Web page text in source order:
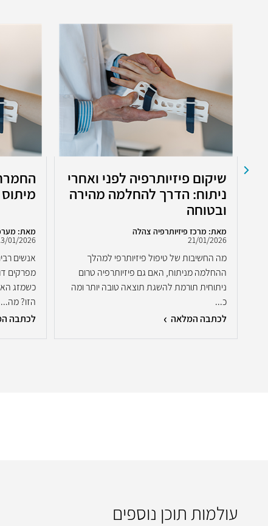
שיקום פיזיותרפיה לפני ואחרי
ניתוח: הדרך להחלמה מהירה
ובטוחה
מאת: מרכז פיזיותרפיה צהלה
21/01/2026
מה החשיבות של טיפול פיזיותרפי למהלך
ההחלמה מניתוח, האם גם פיזיותרפיה טרום
ניתוחית תורמת להשגת תוצאה טובה יותר ומה
כ...
לכתבה המלאה
מאת:
01/2026
אנשים
מפרקים
כשמזג
הזו? מה...
לכתבה
עולמות תוכן נוספים